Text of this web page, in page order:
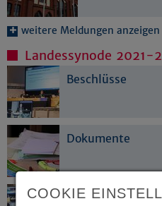
weitere Meldungen anzeigen
Landessynode 2021-2
Beschlüsse
Dokumente
Live-
COOKIE